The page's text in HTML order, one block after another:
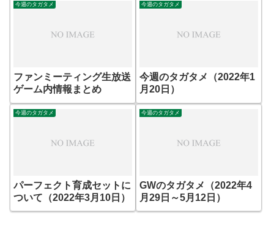
今週のタガタメ
ファンミーティング生放送
ゲーム内情報まとめ
今週のタガタメ
今週のタガタメ（2022年1
月20日）
今週のタガタメ
パーフェクト育成セットに
ついて（2022年3月10日）
今週のタガタメ
GWのタガタメ（2022年4
月29日～5月12日）